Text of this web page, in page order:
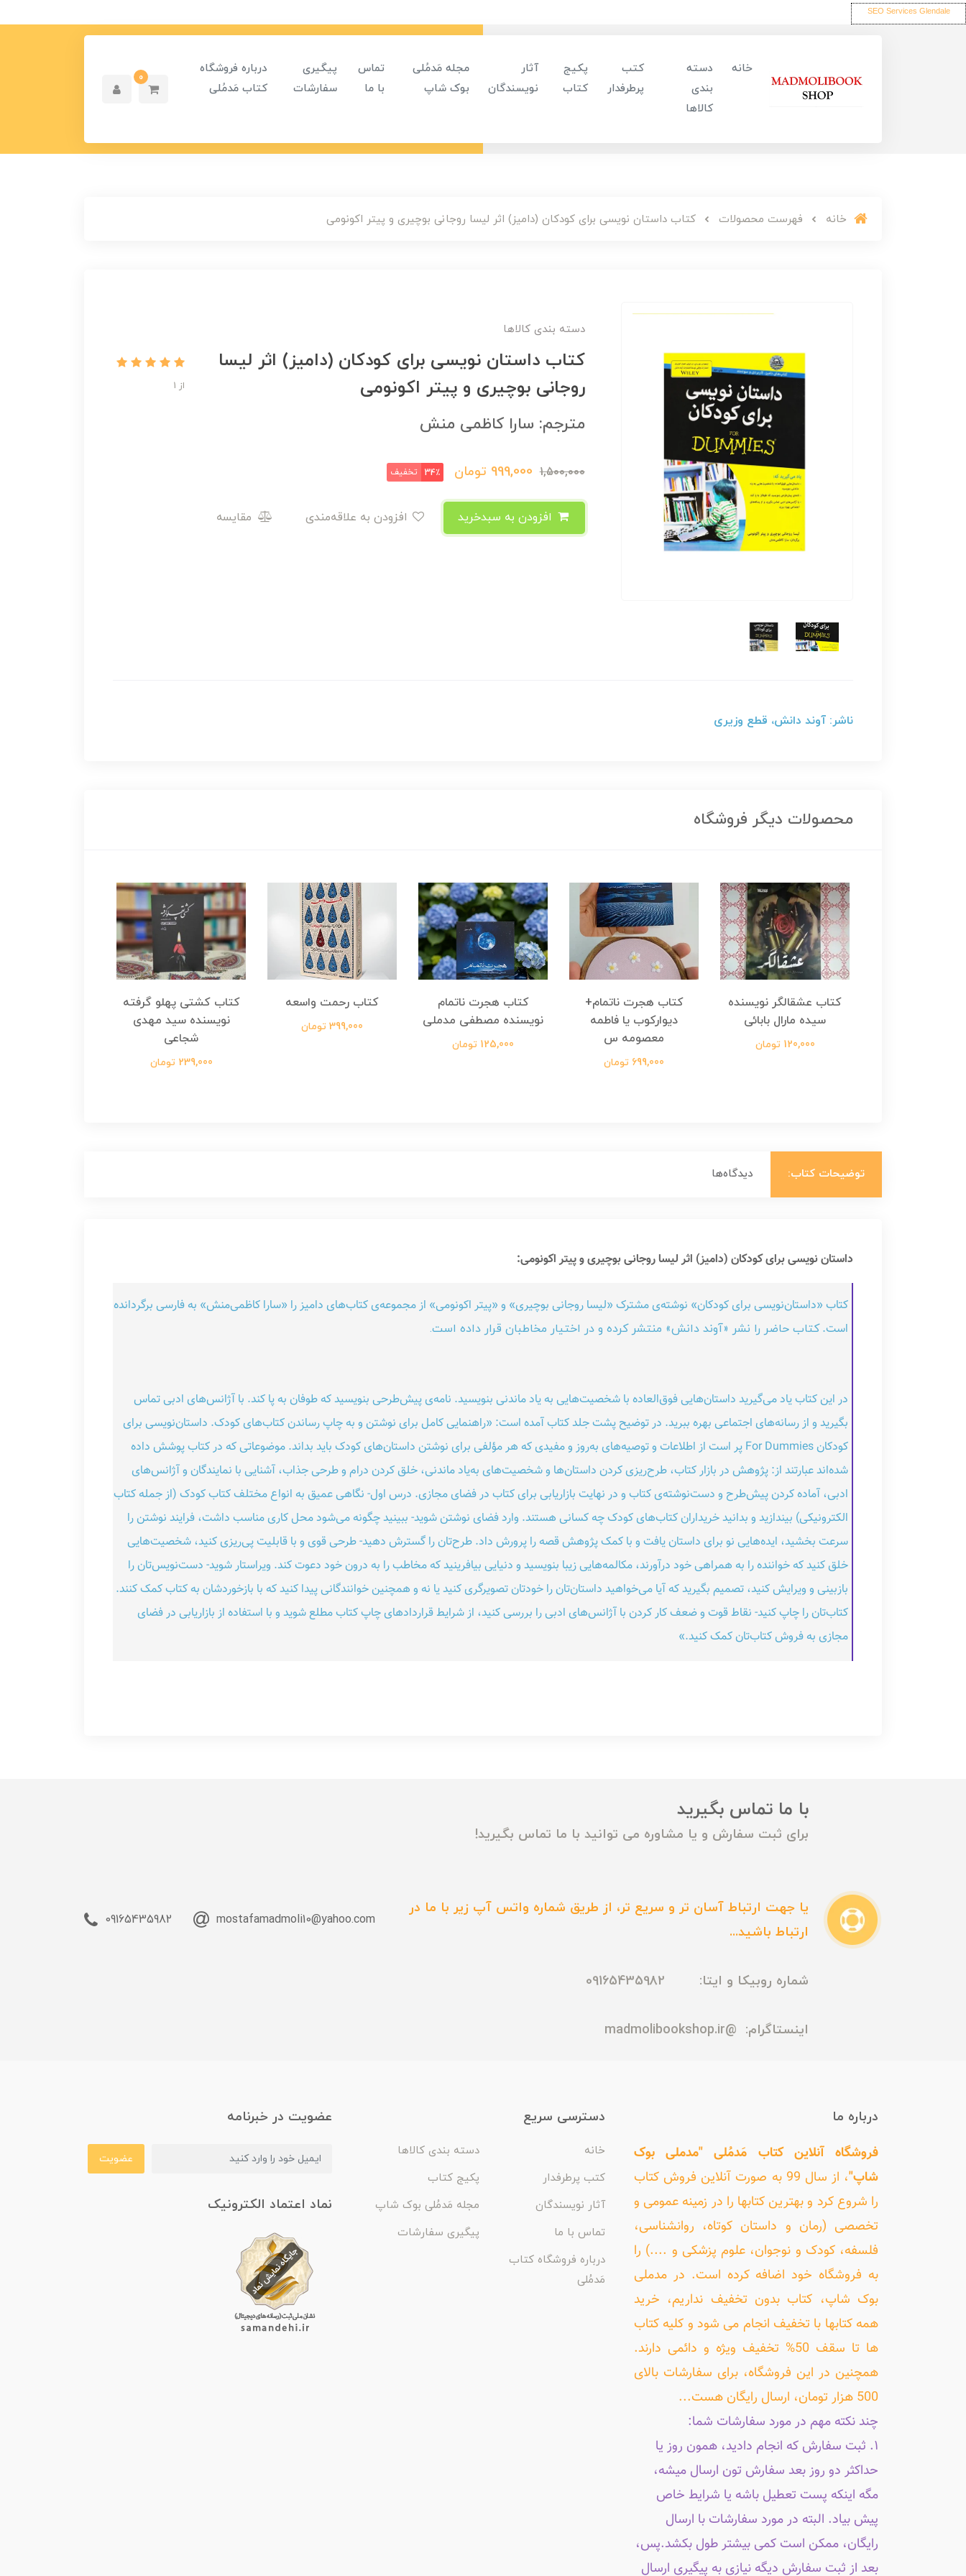
SEO Services Glendale
خانه
دسته
بندی
کالاها
کتب
پرطرفدار
پکیج
کتاب
آثار
نویسندگان
مجله مَدمُلی
بوک شاپ
تماس
با ما
پیگیری
سفارشات
درباره فروشگاه
کتاب مَدمُلی
0
خانه فهرست محصولات کتاب داستان نویسی برای کودکان (دامیز) اثر لیسا روجانی بوچیری و پیتر اکونومی
دسته بندی کالاها
کتاب داستان نویسی برای کودکان (دامیز) اثر لیسا
روجانی بوچیری و پیتر اکونومی
از 1
مترجم: سارا کاظمی منش
1,500,000
999,000 تومان 34٪ تخفیف
مقایسه
ناشر: آوند دانش، قطع وزیری
محصولات دیگر فروشگاه
کتاب عشقالگر نویسنده
سیده مارال بابائی
120,000 تومان
کتاب هجرت ناتمام+
دیوارکوب یا فاطمه
معصومه س
699,000 تومان
کتاب هجرت ناتمام
نویسنده مصطفی مدملی
125,000 تومان
کتاب رحمت واسعه
399,000 تومان
کتاب کشتی پهلو گرفته
نویسنده سید مهدی
شجاعی
239,000 تومان
توضیحات کتاب: دیدگاه‌ها
داستان نویسی برای کودکان (دامیز) اثر لیسا روجانی بوچیری و پیتر اکونومی:
کتاب «داستان‌نویسی برای کودکان» نوشته‌ی مشترک «لیسا روجانی بوچیری» و «پیتر اکونومی» از مجموعه‌ی کتاب‌های دامیز را «سارا کاظمی‌منش» به فارسی برگردانده
است.کتاب حاضر را نشر «آوند دانش» منتشر کرده و در اختیار مخاطبان قرار داده است.
در این کتاب یاد می‌گیرید داستان‌هایی فوق‌العاده با شخصیت‌هایی به یاد ماندنی بنویسید. نامه‌ی پیش‌طرحی بنویسید که طوفان به پا کند. با آژانس‌های ادبی تماس
بگیرید و از رسانه‌های اجتماعی بهره ببرید. در توضیح پشت جلد کتاب آمده است: «راهنمایی کامل برای نوشتن و به چاپ رساندن کتاب‌های کودک. داستان‌نویسی برای
کودکان For Dummies پر است از اطلاعات و توصیه‌های به‌روز و مفیدی که هر مؤلفی برای نوشتن داستان‌های کودک باید بداند. موضوعاتی که در کتاب پوشش داده
شده‌اند عبارتند از: پژوهش در بازار کتاب، طرح‌ریزی کردن داستان‌ها و شخصیت‌های به‌یاد ماندنی، خلق کردن درام و طرحی جذاب، آشنایی با نمایندگان و آژانس‌های
ادبی، آماده کردن پیش‌طرح و دست‌نوشته‌ی کتاب و در نهایت بازاریابی برای کتاب در فضای مجازی. درس اول- نگاهی عمیق به انواع مختلف کتاب کودک (از جمله کتاب
الکترونیکی) بیندازید و بدانید خریداران کتاب‌های کودک چه کسانی هستند. وارد فضای نوشتن شوید- ببینید چگونه می‌شود محل کاری مناسب داشت، فرایند نوشتن را
سرعت بخشید، ایده‌هایی نو برای داستان یافت و با کمک پژوهش قصه را پرورش داد. طرح‌تان را گسترش دهید- طرحی قوی و با قابلیت پی‌ریزی کنید، شخصیت‌هایی
خلق کنید که خواننده را به همراهی خود درآورند، مکالمه‌هایی زیبا بنویسید و دنیایی بیافرینید که مخاطب را به درون خود دعوت کند. ویراستار شوید- دست‌نویس‌تان را
بازبینی و ویرایش کنید، تصمیم بگیرید که آیا می‌خواهید داستان‌تان را خودتان تصویر‌گری کنید یا نه و همچنین خوانندگانی پیدا کنید که با بازخوردشان به کتاب کمک کنند.
کتاب‌تان را چاپ کنید- نقاط قوت و ضعف کار کردن با آژانس‌های ادبی را بررسی کنید، از شرایط قرارداد‌های چاپ کتاب مطلع شوید و با استفاده از بازاریابی در فضای
مجازی به فروش کتاب‌تان کمک کنید.»
با ما تماس بگیرید
برای ثبت سفارش و یا مشاوره می توانید با ما تماس بگیرید!
یا جهت ارتباط آسان تر و سریع تر، از طریق شماره واتس آپ زیر با ما در
ارتباط باشید...
شماره روبیکا و ایتا: 09165435982
اینستاگرام: @madmolibookshop.ir
mostafamadmoli10@yahoo.com
09165435982
درباره ما
فروشگاه آنلاین کتاب مَدمُلی "مدملی بوک
شاپ"
، از سال 99 به صورت آنلاین فروش کتاب
را شروع کرد و بهترین کتابها را در زمینه عمومی و
تخصصی (رمان و داستان کوتاه، روانشناسی،
فلسفه، کودک و نوجوان، علوم پزشکی و ....) را
به فروشگاه خود اضافه کرده است. در مدملی
بوک شاپ، کتاب بدون تخفیف نداریم، خرید
همه کتابها با تخفیف انجام می شود و کلیه کتاب
ها تا سقف 50% تخفیف ویژه و دائمی دارند.
همچنین در این فروشگاه، برای سفارشات بالای
500 هزار تومان، ارسال رایگان هست...
چند نکته مهم در مورد سفارشات شما:
۱. ثبت سفارش که انجام دادید، همون روز یا
حداکثر دو روز بعد سفارش تون ارسال میشه،
مگه اینکه پست تعطیل باشه یا شرایط خاص
پیش بیاد. البته در مورد سفارشات با ارسال
رایگان، ممکن است کمی بیشتر طول بکشد.پس،
بعد از ثبت سفارش دیگه نیازی به پیگیری ارسال
دسترسی سریع
خانه
دسته بندی کالاها
کتب پرطرفدار
پکیج کتاب
آثار نویسندگان
مجله مَدمُلی بوک شاپ
تماس با ما
پیگیری سفارشات
درباره فروشگاه کتاب
مَدمُلی
عضویت در خبرنامه
عضویت
نماد اعتماد الکترونیک